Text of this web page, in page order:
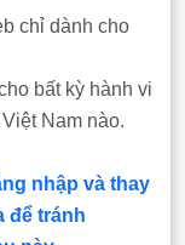
chỉ dành cho
bất kỳ hành vi
Nam nào.
nhập và thay
để tránh